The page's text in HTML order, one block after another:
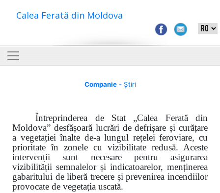
Calea Ferată din Moldova
Companie- Știri
Întreprinderea de Stat „Calea Ferată din
Moldova” desfășoară lucrări de defrișare și curățare
a vegetației înalte de-a lungul rețelei feroviare, cu
prioritate în zonele cu vizibilitate redusă. Aceste
intervenții sunt necesare pentru asigurarea
vizibilității semnalelor și indicatoarelor, menținerea
gabaritului de liberă trecere și prevenirea incendiilor
provocate de vegetația uscată.